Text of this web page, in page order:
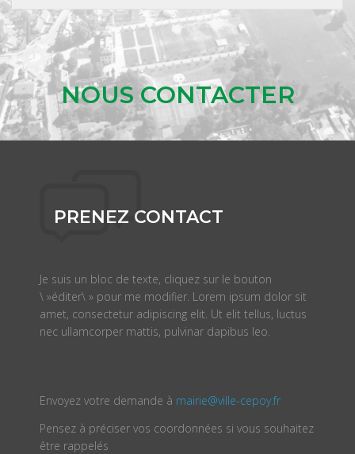
NOUS CONTACTER
PRENEZ CONTACT
Je suis un bloc de texte, cliquez sur le bouton
\ »éditer\ » pour me modifier. Lorem ipsum dolor sit
amet, consectetur adipiscing elit. Ut elit tellus, luctus
nec ullamcorper mattis, pulvinar dapibus leo.
Envoyez votre demande à mairie@ville-cepoy.fr
Pensez à préciser vos coordonnées si vous souhaitez
être rappelés